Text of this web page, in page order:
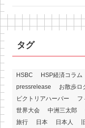
タグ
HSBC HSP経済コラム
pressrelease
お散歩ロ
ビクトリアハーバー
フ
世界大会
中洲三太郎
旅行
日本 日本人